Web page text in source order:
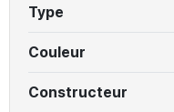
Type
Couleur
Constructeur